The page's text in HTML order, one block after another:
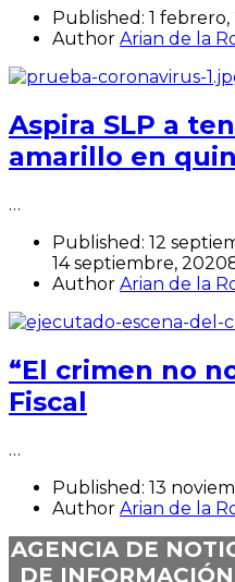
Published: 1 febrero,
Author Arian de la
Aspira SLP a
amarillo en
…
Published: 12
14 septiembre, 2020
Author Arian de la
“El crimen no
Fiscal
…
Published: 13
Author Arian de la
AGENCIA DE
DE